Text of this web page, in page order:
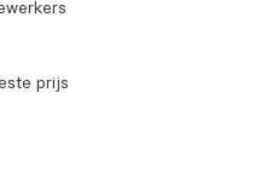
prijs